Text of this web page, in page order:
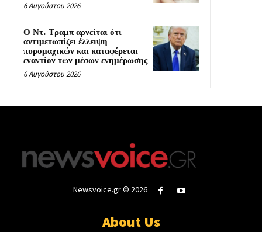
6 Αυγούστου 2026
Ο Ντ. Τραμπ αρνείται ότι
αντιμετωπίζει έλλειψη
πυρομαχικών και καταφέρεται
εναντίον των μέσων ενημέρωσης
6 Αυγούστου 2026
Newsvoice.gr © 2026
About Us